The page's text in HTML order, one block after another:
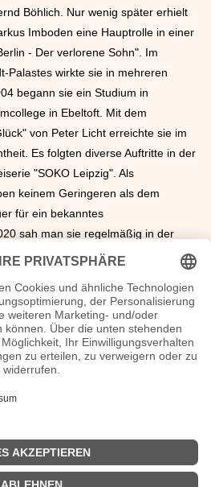
Böhlich. Nur wenig später erhielt
Imboden eine Hauptrolle in einer
- Der verlorene Sohn". Im
Palastes wirkte sie in mehreren
begann sie ein Studium in
in Ebeltoft. Mit dem
von Peter Licht erreichte sie im
Es folgten diverse Auftritte in der
"SOKO Leipzig". Als
keinem Geringeren als dem
für ein bekanntes
sah man sie regelmäßig in der
der Schauspielerei war sie auch
zum Beispiel im Jahre 2015 als Co-
lieben Erdbeeren". 2014
Publikumspreis des Sehsüchte
Familie, verheiratet, Herkunft
Diedrich Homepage / Facebook / X /